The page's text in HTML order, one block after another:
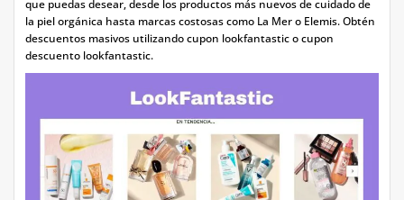
que puedas desear, desde los productos más nuevos de cuidado de
la piel orgánica hasta marcas costosas como La Mer o Elemis. Obtén
descuentos masivos utilizando cupon lookfantastic o cupon
descuento lookfantastic.